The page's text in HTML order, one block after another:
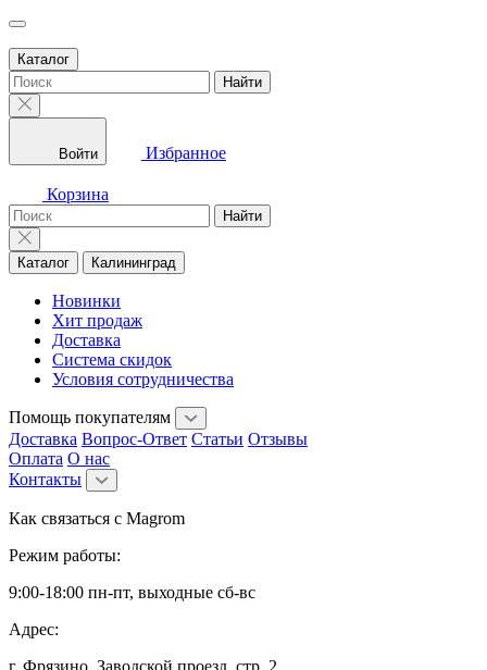
Каталог
Найти
Войти Избранное
Корзина
Найти
Каталог Калининград
Новинки
Хит продаж
Доставка
Система скидок
Условия сотрудничества
Помощь покупателям
Доставка Вопрос-Ответ Статьи Отзывы
Оплата О нас
Контакты
Как связаться с Magrom
Режим работы:
9:00-18:00 пн-пт, выходные сб-вс
Адрес:
г. Фрязино, Заводской проезд, стр. 2